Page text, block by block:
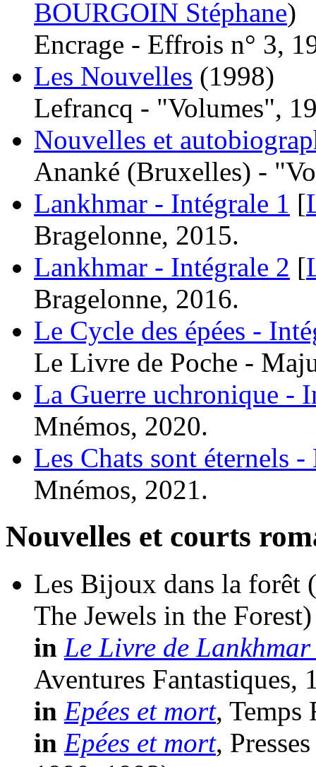
BOURGOIN Stéphane)
Encrage - Effrois n° 3,
Les Nouvelles (1998)
Lefrancq - "Volumes",
Nouvelles et
Ananké (Bruxelles) -
Lankhmar - Intégrale 1 [
Bragelonne, 2015.
Lankhmar - Intégrale 2 [
Bragelonne, 2016.
Le Cycle des épées -
Le Livre de Poche -
La Guerre uchronique -
Mnémos, 2020.
Les Chats sont éternels
Mnémos, 2021.
Nouvelles et courts
Les Bijoux dans la forêt
The Jewels in the Forest)
in Le Livre de Lankhmar
Aventures Fantastiques,
in Epées et mort, Temps
in Epées et mort,